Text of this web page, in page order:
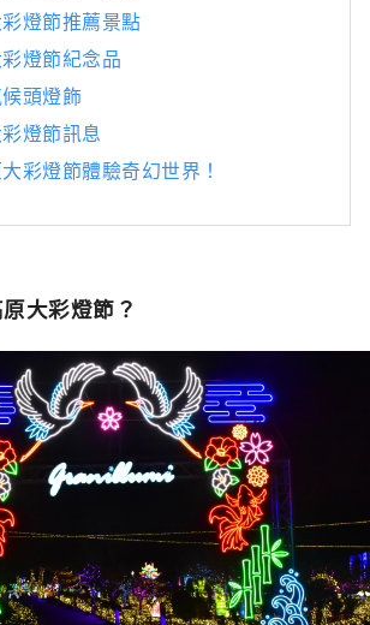
燈節推薦景點
燈節紀念品
頭燈飾
燈節訊息
彩燈節體驗奇幻世界！
大彩燈節？